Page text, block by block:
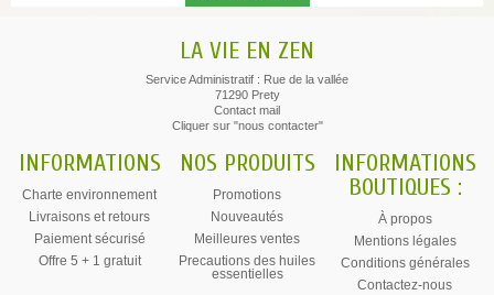
LA VIE EN ZEN
Service Administratif : Rue de la vallée
71290 Prety
Contact mail
Cliquer sur "nous contacter"
INFORMATIONS
Charte environnement
Livraisons et retours
Paiement sécurisé
Offre 5 + 1 gratuit
NOS PRODUITS
Promotions
Nouveautés
Meilleures ventes
Precautions des huiles
essentielles
INFORMATIONS
BOUTIQUES :
À propos
Mentions légales
Conditions générales
Contactez-nous